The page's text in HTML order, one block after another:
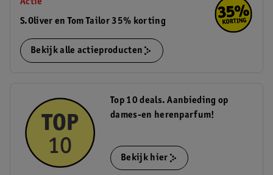
S.Oliver en Tom Tailor 35% korting
Bekijk alle actieproducten
Top 10 deals. Aanbieding op
dames-en herenparfum!
Bekijk hier